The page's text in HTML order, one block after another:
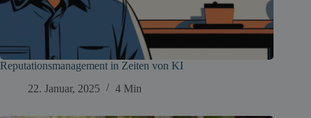
Reputationsmanagement in Zeiten von KI
22. Januar, 2025
4 Min